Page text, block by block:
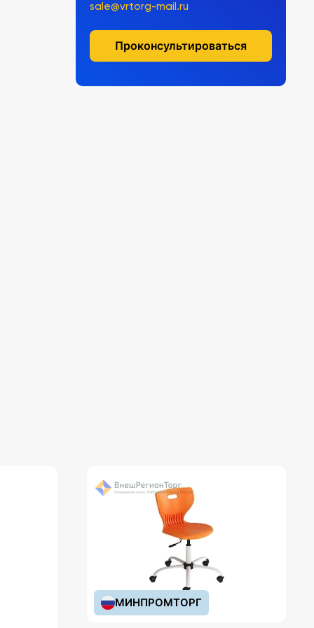
sale@vrtorg-mail.ru
Проконсультироваться
МИНПРОМТОРГ